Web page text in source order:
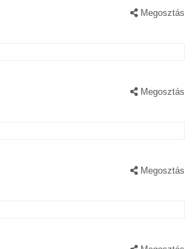
Megosztás
Megosztás
Megosztás